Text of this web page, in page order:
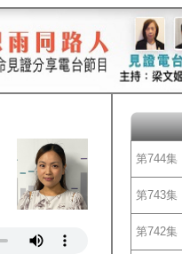
第744集
第743集
第742集